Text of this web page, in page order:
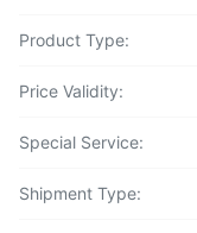
Product Type:
Price Validity:
Special Service:
Shipment Type: